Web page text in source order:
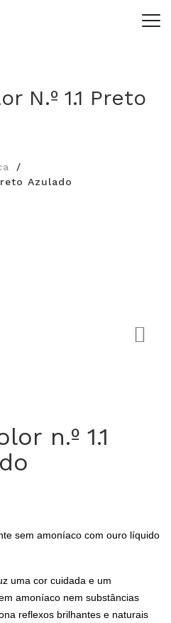
N.º 1.1 Preto
Azulado
n.º 1.1
sem amoníaco com ouro líquido
uma cor cuidada e um
amoníaco nem substâncias
reflexos brilhantes e naturais